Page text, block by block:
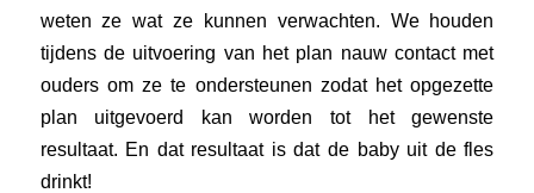
weten ze wat ze kunnen verwachten. We houden
tijdens de uitvoering van het plan nauw contact met
ouders omze te ondersteunen zodat het opgezette
plan uitgevoerd kan worden tot het gewenste
resultaat. En dat resultaat is dat de baby uit de fles
drinkt!